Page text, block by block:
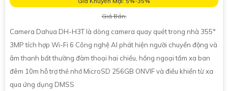
Giá Bán:
Camera Dahua DH-H3T là dòng camera quay quét trong nhà 355°
3MP tích hợp Wi-Fi 6 Công nghệ AI phát hiện người chuyển động và
âm thanh bất thường đàm thoại hai chiều, hồng ngoại tầm xa ban
đêm 10m hỗ trợ thẻ nhớ MicroSD 256GB ONVIF và điều khiển từ xa
qua ứng dụng DMSS